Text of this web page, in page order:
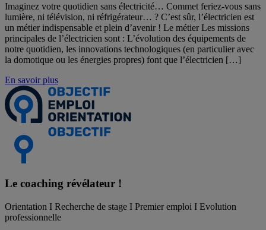
Imaginez votre quotidien sans électricité… Commet feriez-vous sans
lumière, ni télévision, ni réfrigérateur… ? C’est sûr, l’électricien est
un métier indispensable et plein d’avenir ! Le métier Les missions
principales de l’électricien sont : L’évolution des équipements de
notre quotidien, les innovations technologiques (en particulier avec
la domotique ou les énergies propres) font que l’électricien […]
En savoir plus
Le coaching révélateur !
Orientation I Recherche de stage I Premier emploi I Evolution
professionnelle